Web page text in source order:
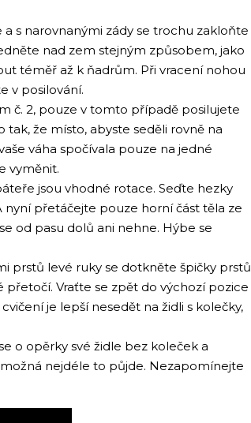
s narovnanými zády se trochu zakloňte
nad zem stejným způsobem, jako
téměř až k ňadrům. Při vracení nohou
v posilování.
č. 2, pouze v tomto případě posilujete
že místo, abyste seděli rovně na
váha spočívala pouze na jedné
vyměnit.
jsou vhodné rotace. Seďte hezky
přetáčejte pouze horní část těla ze
od pasu dolů ani nehne. Hýbe se
prstů levé ruky se dotkněte špičky prstů
Vraťte se zpět do výchozí pozice
je lepší nesedět na židli s kolečky,
o opěrky své židle bez koleček a
nejdéle to půjde. Nezapomínejte